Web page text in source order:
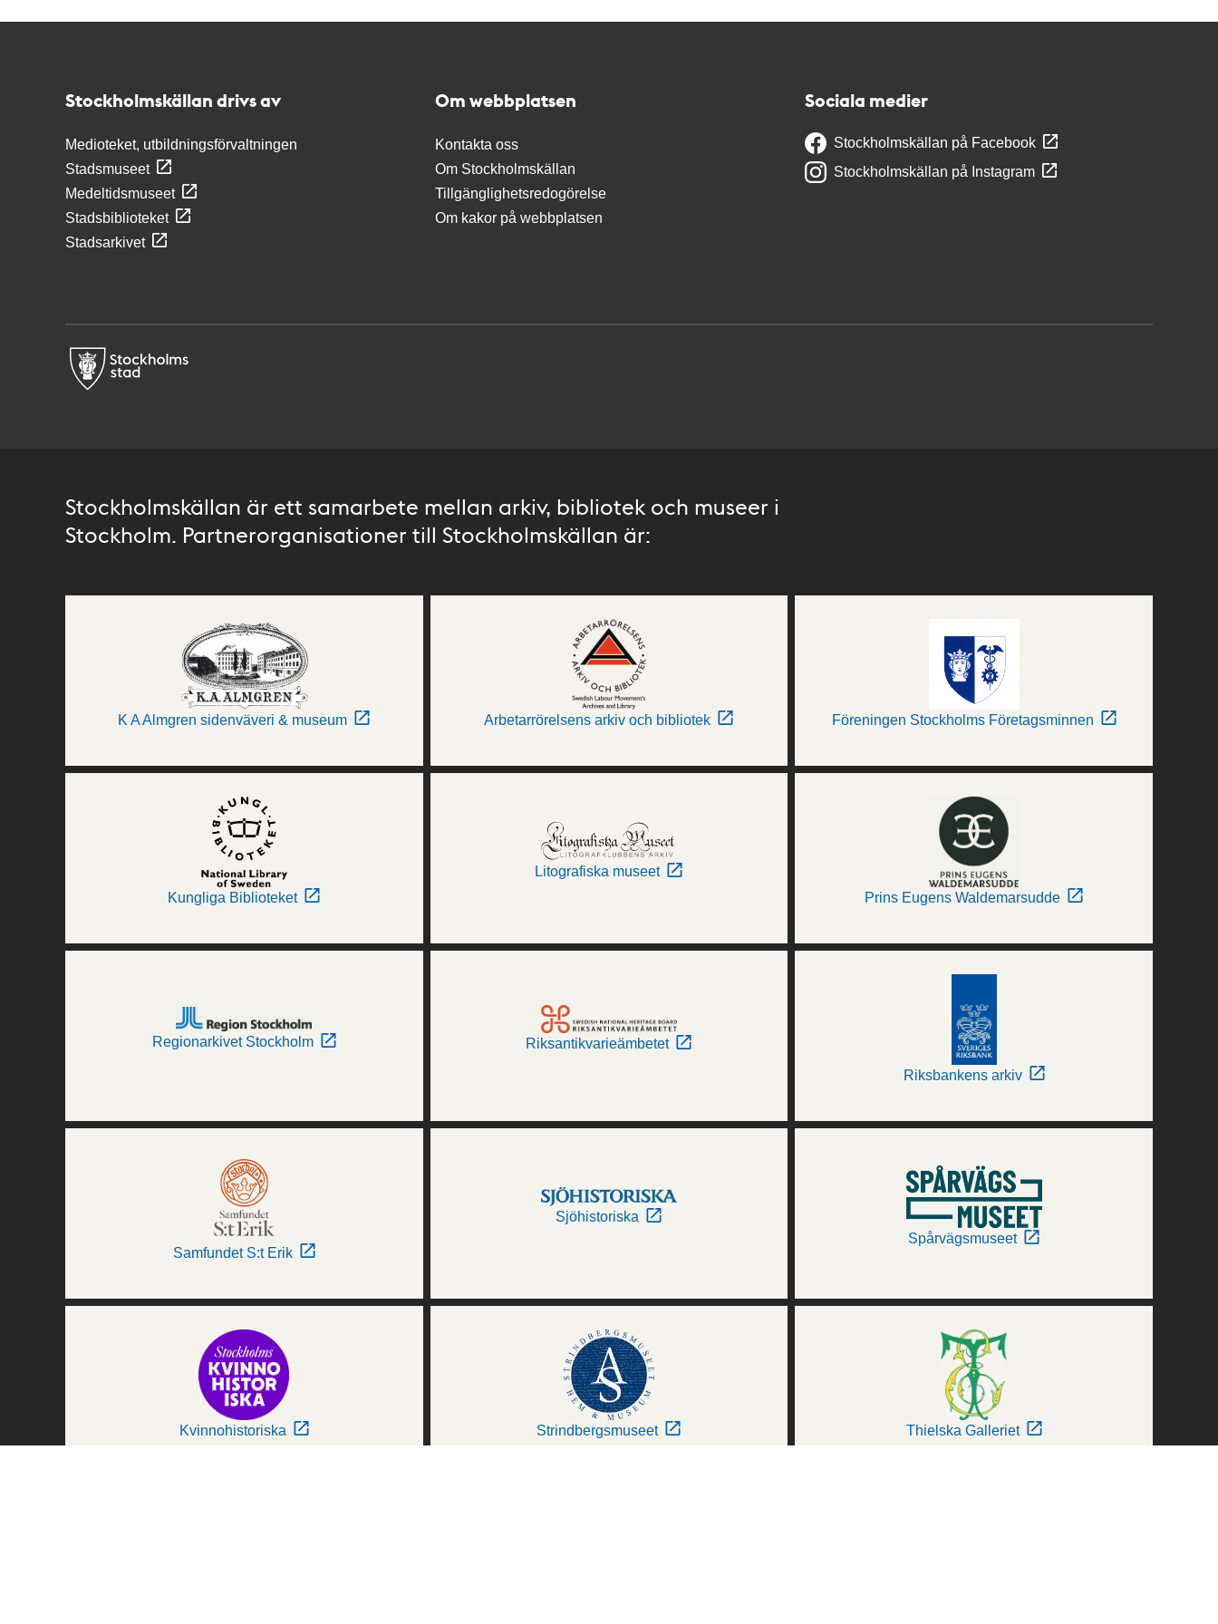
Stockholmskällan drivs av
Medioteket, utbildningsförvaltningen
Stadsmuseet
Medeltidsmuseet
Stadsbiblioteket
Stadsarkivet
Om webbplatsen
Kontakta oss
Om Stockholmskällan
Tillgänglighetsredogörelse
Om kakor på webbplatsen
Sociala medier
Stockholmskällan på Facebook
Stockholmskällan på Instagram
Stockholmskällan är ett samarbete mellan arkiv, bibliotek och museer i
Stockholm. Partnerorganisationer till Stockholmskällan är:
K A Almgren sidenväveri & museum Arbetarrörelsens arkiv och bibliotek Föreningen Stockholms Företagsminnen
Kungliga Biblioteket
Litografiska museet
Prins Eugens Waldemarsudde
Regionarkivet Stockholm Riksantikvarieämbetet
Riksbankens arkiv
Samfundet S:t Erik
Sjöhistoriska
Spårvägsmuseet
Kvinnohistoriska Strindbergsmuseet Thielska Galleriet